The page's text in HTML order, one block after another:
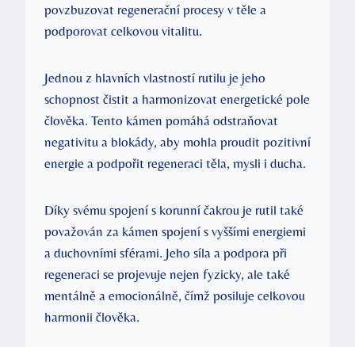
povzbuzovat regenerační procesy v těle a
podporovat celkovou vitalitu.
Jednou z hlavních vlastností rutilu je jeho
schopnost čistit a harmonizovat energetické pole
člověka. Tento kámen pomáhá odstraňovat
negativitu a blokády, aby mohla proudit pozitivní
energie a podpořit regeneraci těla, mysli i ducha.
Díky svému spojení s korunní čakrou je rutil také
považován za kámen spojení s vyššími energiemi
a duchovními sférami. Jeho síla a podpora při
regeneraci se projevuje nejen fyzicky, ale také
mentálně a emocionálně, čímž posiluje celkovou
harmonii člověka.